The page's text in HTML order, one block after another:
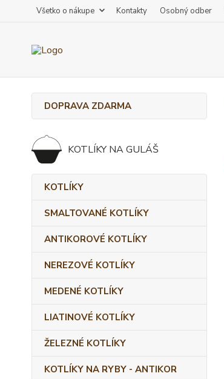
Všetko o nákupe Kontakty Osobný odber
DOPRAVA ZDARMA
KOTLÍKY NA GULÁŠ
KOTLÍKY
SMALTOVANÉ KOTLÍKY
ANTIKOROVÉ KOTLÍKY
NEREZOVÉ KOTLÍKY
MEDENÉ KOTLÍKY
LIATINOVÉ KOTLÍKY
ŽELEZNÉ KOTLÍKY
KOTLÍKY NA RYBY - ANTIKOR